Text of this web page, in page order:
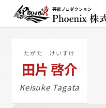
たがた けいすけ
田片 啓介
Keisuke Tagata